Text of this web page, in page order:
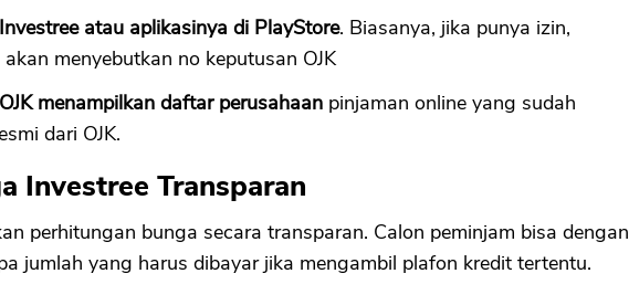
atau aplikasinya di PlayStore. Biasanya, jika punya izin,
menyebutkan no keputusan OJK
menampilkan daftar perusahaan pinjaman online yang sudah
dari OJK.
Investree Transparan
perhitungan bunga secara transparan. Calon peminjam bisa dengan
jumlah yang harus dibayar jika mengambil plafon kredit tertentu.